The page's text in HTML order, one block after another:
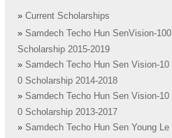
» Current Scholarships
» Samdech Techo Hun SenVision-100
Scholarship 2015-2019
» Samdech Techo Hun Sen Vision-10
0 Scholarship 2014-2018
» Samdech Techo Hun Sen Vision-10
0 Scholarship 2013-2017
» Samdech Techo Hun Sen Young Le